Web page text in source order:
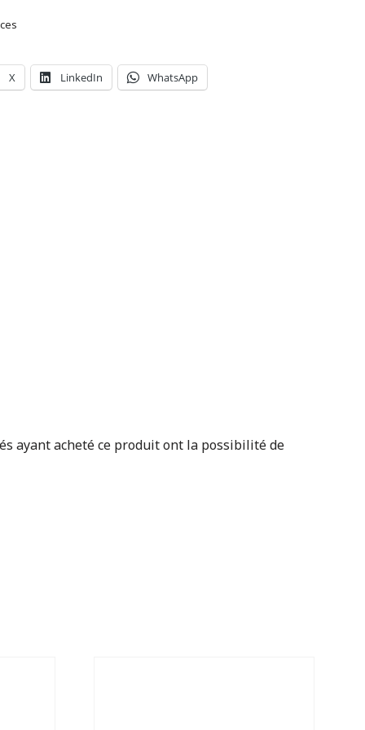
X LinkedIn WhatsApp
ayant acheté ce produit ont la possibilité de